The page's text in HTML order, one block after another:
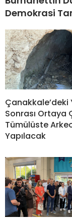
Demokrasi
Çanakkale’deki
Sonrası Ortaya
Tümülüste
Yapılacak